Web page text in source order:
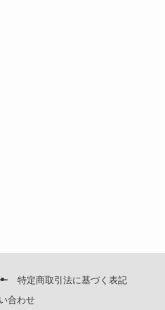
特定商取引法に基づく表記
合わせ